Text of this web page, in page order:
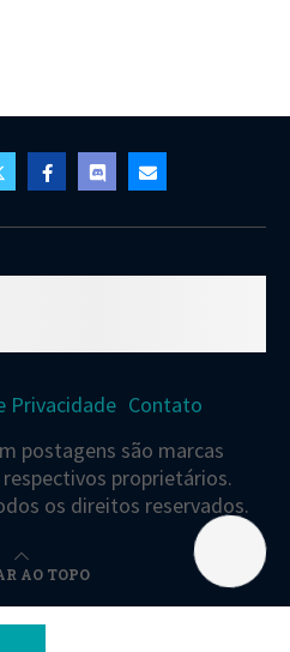
Privacidade Contato
postagens são marcas
proprietários.
os direitos reservados.
AO TOPO